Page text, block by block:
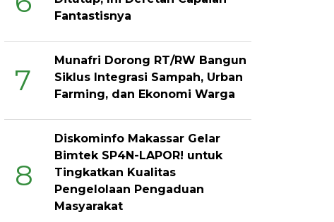
Fantastisnya
7
Munafri Dorong RT/RW Bangun
Siklus Integrasi Sampah, Urban
Farming, dan Ekonomi Warga
8
Diskominfo Makassar Gelar
Bimtek SP4N-LAPOR! untuk
Tingkatkan Kualitas
Pengelolaan Pengaduan
Masyarakat